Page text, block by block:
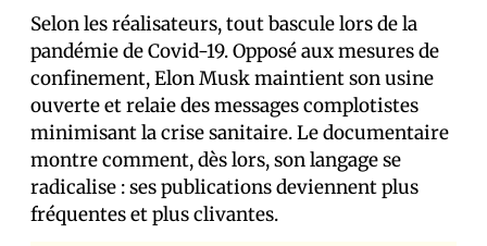
Selon les réalisateurs, tout bascule lors de la
pandémie de Covid-19. Opposé aux mesures de
confinement, Elon Musk maintient son usine
ouverte et relaie des messages complotistes
minimisant la crise sanitaire. Le documentaire
montre comment, dès lors, son langage se
radicalise : ses publications deviennent plus
fréquentes et plus clivantes.